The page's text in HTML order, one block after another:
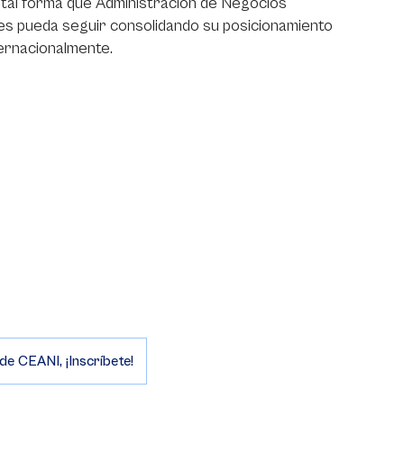
pueda seguir consolidando su posicionamiento
CEANI, ¡Inscríbete!